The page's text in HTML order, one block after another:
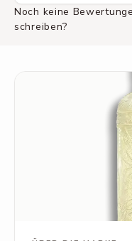
Noch keine
schreiben?